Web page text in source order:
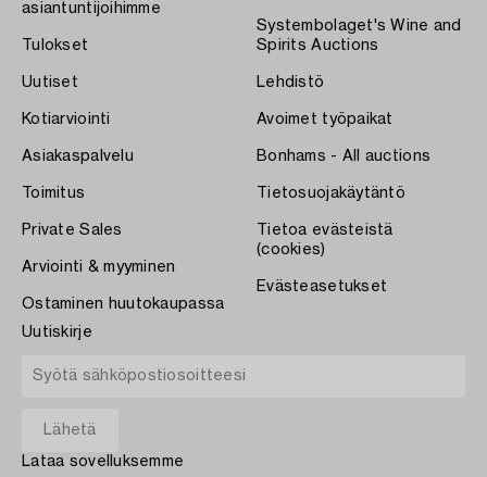
asiantuntijoihimme
Tulokset
Uutiset
Kotiarviointi
Asiakaspalvelu
Toimitus
Private Sales
Arviointi & myyminen
Ostaminen huutokaupassa
Systembolaget's Wine and
Spirits Auctions
Lehdistö
Avoimet työpaikat
Bonhams - All auctions
Tietosuojakäytäntö
Tietoa evästeistä
(cookies)
Evästeasetukset
Uutiskirje
Lataa sovelluksemme